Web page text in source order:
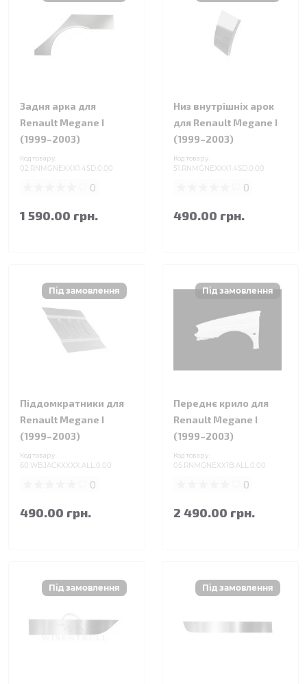
Задня арка для
Renault Megane I
(1999–2003)
Код товару:
02.RNMGNEXXX1.4SD.0.00
0
1 590.00 грн.
Низ внутрішніх арок
для Renault Megane I
(1999–2003)
Код товару:
51.RNMGNEXXX1.4SD.0.00
0
490.00 грн.
Піддомкратники для
Renault Megane I
(1999–2003)
Код товару:
60.WBJACKXXXX.ALL.0.00
0
490.00 грн.
Переднє крило для
Renault Megane I
(1999–2003)
Код товару:
05.RNMGNEXX1B.ALL.0.00
0
2 490.00 грн.